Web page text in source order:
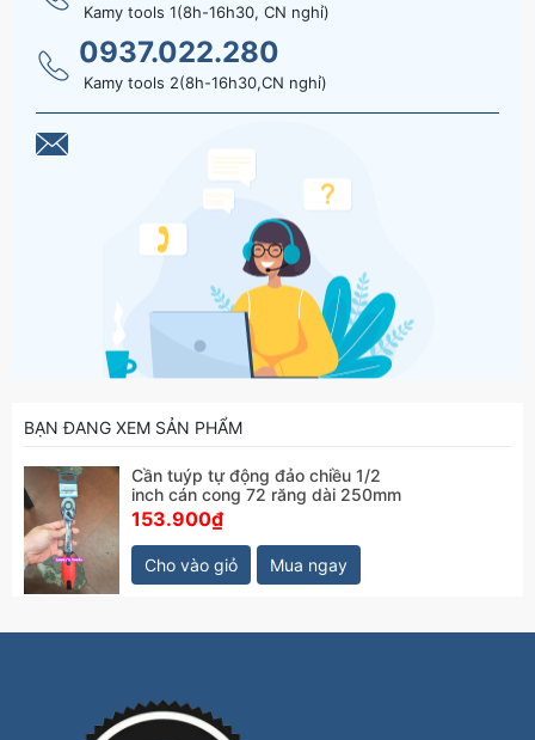
Kamy tools 1(8h-16h30, CN nghỉ)
0937.022.280
Kamy tools 2(8h-16h30,CN nghỉ)
BẠN ĐANG XEM SẢN PHẨM
Cần tuýp tự động đảo chiều 1/2
inch cán cong 72 răng dài 250mm
153.900₫
Cho vào giỏ Mua ngay